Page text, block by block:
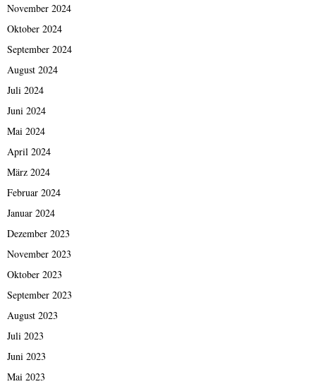
November 2024
Oktober 2024
September 2024
August 2024
Juli 2024
Juni 2024
Mai 2024
April 2024
März 2024
Februar 2024
Januar 2024
Dezember 2023
November 2023
Oktober 2023
September 2023
August 2023
Juli 2023
Juni 2023
Mai 2023